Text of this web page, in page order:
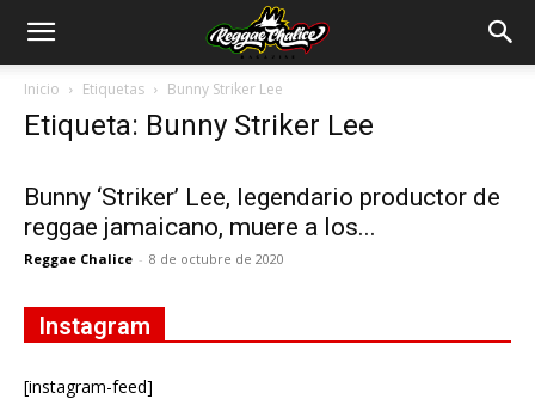
Inicio Etiquetas Bunny Striker Lee
Etiqueta: Bunny Striker Lee
Bunny ‘Striker’ Lee, legendario productor de
reggae jamaicano, muere a los...
Reggae Chalice - 8 de octubre de 2020
Instagram
[instagram-feed]